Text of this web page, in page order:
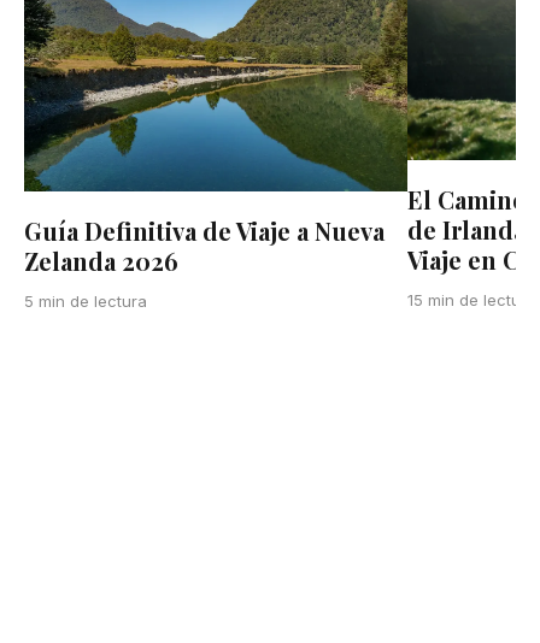
Guía Definitiva de Viaje a Nueva
Zelanda 2026
5 min de lectura
El Camino
de Irlanda:
Viaje en
15 min de lectura